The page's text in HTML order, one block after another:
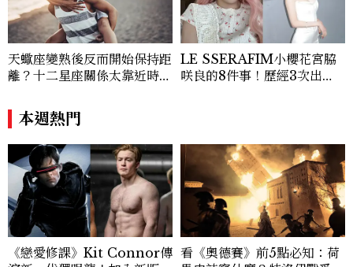
天蠍座變熟後反而開始保持距
離？十二星座關係太靠近時最
壓力就先躲起來
LE SSERAFIM小櫻花宮脇
咲良的8件事！歷經3次出
本週熱門
《戀愛修課》Kit Connor傳 看《奧德賽》前5點必知：荷